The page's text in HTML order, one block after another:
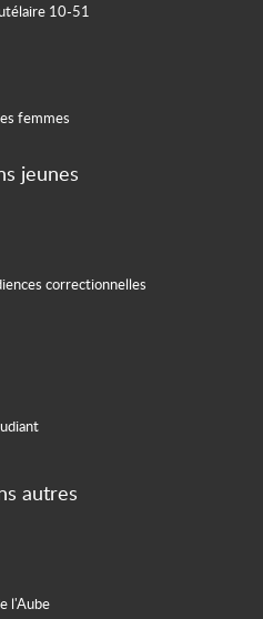
10-51
femmes
jeunes
correctionnelles
autres
l'Aube